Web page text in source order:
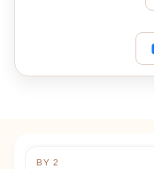
BY 2